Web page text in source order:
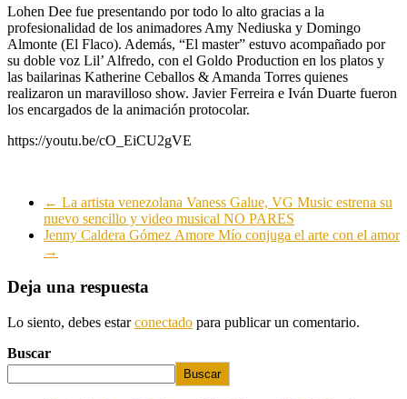
Lohen Dee fue presentando por todo lo alto gracias a la
profesionalidad de los animadores Amy Nediuska y Domingo
Almonte (El Flaco). Además, “El master” estuvo acompañado por
su doble voz Lil’ Alfredo, con el Goldo Production en los platos y
las bailarinas Katherine Ceballos & Amanda Torres quienes
realizaron un maravilloso show. Javier Ferreira e Iván Duarte fueron
los encargados de la animación protocolar.
https://youtu.be/cO_EiCU2gVE
← La artista venezolana Vaness Galue, VG Music estrena su
nuevo sencillo y video musical NO PARES
Jenny Caldera Gómez Amore Mío conjuga el arte con el amor
→
Deja una respuesta
Lo siento, debes estarconectado para publicar un comentario.
Buscar
Buscar